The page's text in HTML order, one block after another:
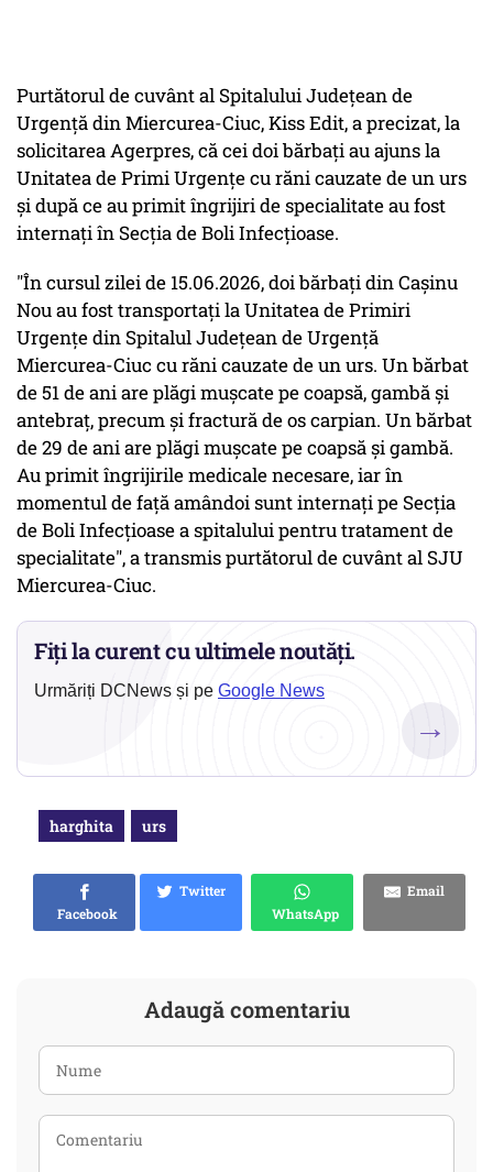
Purtătorul de cuvânt al Spitalului Judeţean de
Urgenţă din Miercurea-Ciuc, Kiss Edit, a precizat, la
solicitarea Agerpres, că cei doi bărbaţi au ajuns la
Unitatea de Primi Urgenţe cu răni cauzate de un urs
şi după ce au primit îngrijiri de specialitate au fost
internaţi în Secţia de Boli Infecţioase.
"În cursul zilei de 15.06.2026, doi bărbaţi din Caşinu
Nou au fost transportaţi la Unitatea de Primiri
Urgenţe din Spitalul Judeţean de Urgenţă
Miercurea-Ciuc cu răni cauzate de un urs. Un bărbat
de 51 de ani are plăgi muşcate pe coapsă, gambă şi
antebraţ, precum şi fractură de os carpian. Un bărbat
de 29 de ani are plăgi muşcate pe coapsă şi gambă.
Au primit îngrijirile medicale necesare, iar în
momentul de faţă amândoi sunt internaţi pe Secţia
de Boli Infecţioase a spitalului pentru tratament de
specialitate", a transmis purtătorul de cuvânt al SJU
Miercurea-Ciuc.
Fiți la curent cu ultimele noutăți.
Urmăriți DCNews și pe Google News
→
harghita urs
Facebook
Twitter
WhatsApp
Email
Adaugă comentariu